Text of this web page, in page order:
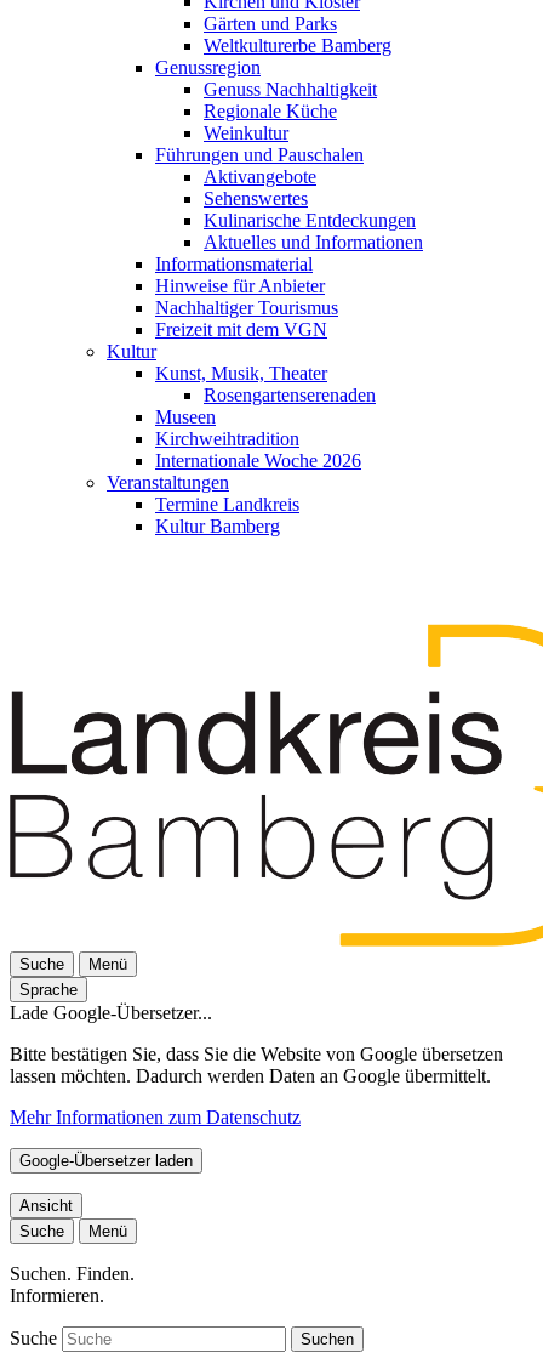
Gärten und Parks
Weltkulturerbe Bamberg
Genussregion
Genuss Nachhaltigkeit
Regionale Küche
Weinkultur
Führungen und Pauschalen
Aktivangebote
Sehenswertes
Kulinarische Entdeckungen
Aktuelles und Informationen
Informationsmaterial
Hinweise für Anbieter
Nachhaltiger Tourismus
Freizeit mit dem VGN
Kultur
Kunst, Musik, Theater
Rosengartenserenaden
Museen
Kirchweihtradition
Internationale Woche 2026
Veranstaltungen
Termine Landkreis
Kultur Bamberg
Suche
Menü
Sprache
Lade Google-Übersetzer...
Bitte bestätigen Sie, dass Sie die Website von Google übersetzen
lassen möchten. Dadurch werden Daten an Google übermittelt.
Mehr Informationen zum Datenschutz
Google-Übersetzer laden
Ansicht
Suche
Menü
Suchen. Finden.
Informieren.
Suche Suchen